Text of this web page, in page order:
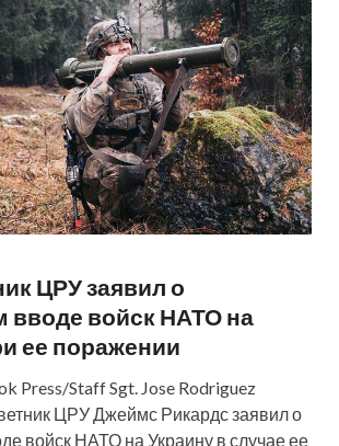
ЦРУ заявил о
вводе войск НАТО на
ее поражении
Press/Staff Sgt. Jose Rodriguez
ЦРУ Джеймс Рикардс заявил о
войск НАТО на Украину в случае ее